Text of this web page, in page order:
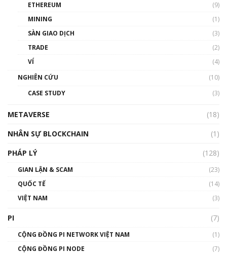
thống & Crypto qua các cuộc chiến | Phổ cập
01:32:59
gió ấm
Talkshow 14: MemeCoin – Trò đùa tỷ đô
ETHEREUM
(9)
MINING
(1)
SÀN GIAO DỊCH
(3)
TRADE
(2)
VÍ
(4)
NGHIÊN CỨU
(10)
CASE STUDY
(3)
METAVERSE
(18)
NHÂN SỰ BLOCKCHAIN
(1)
PHÁP LÝ
(128)
GIAN LẬN & SCAM
(23)
QUỐC TẾ
(14)
VIỆT NAM
(3)
PI (7)
CỘNG ĐỒNG PI NETWORK VIỆT NAM
(1)
CỘNG ĐỒNG PI NODE
(7)